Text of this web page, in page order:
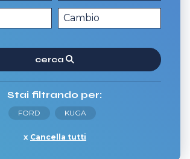
cerca
Stai filtrando per:
FORD KUGA
Cancella tutti